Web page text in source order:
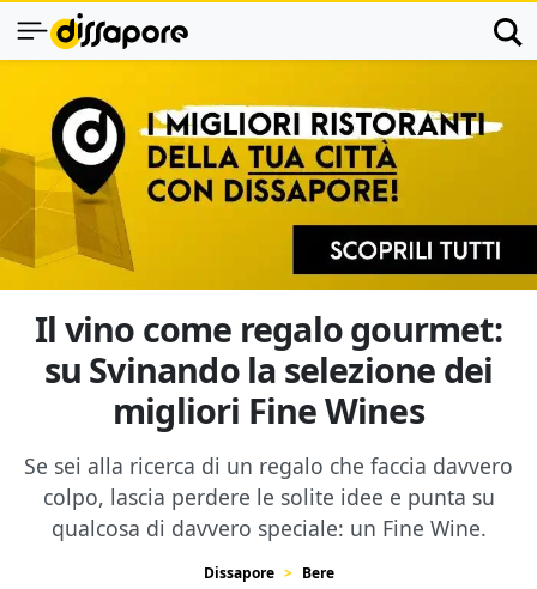
Il vino come regalo gourmet:
su Svinando la selezione dei
migliori Fine Wines
Se sei alla ricerca di un regalo che faccia davvero
colpo, lascia perdere le solite idee e punta su
qualcosa di davvero speciale: un Fine Wine.
Dissapore Bere